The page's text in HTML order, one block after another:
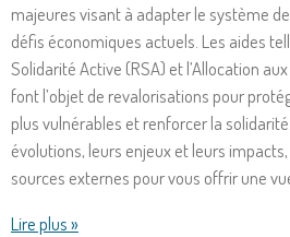
majeures visant à adapter le système
défis économiques actuels. Les aides
Solidarité Active (RSA) et l’Allocation
font l’objet de revalorisations pour
plus vulnérables et renforcer la
évolutions, leurs enjeux et leurs
sources externes pour vous offrir une
Lire plus »